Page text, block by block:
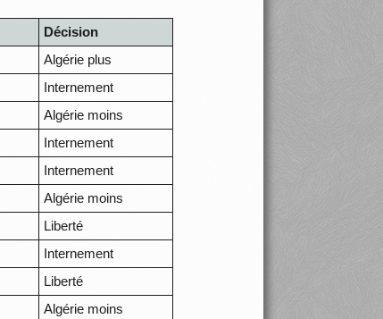
Décision
Algérie plus
Internement
Algérie moins
Internement
Internement
Algérie moins
Liberté
Internement
Liberté
Algérie moins